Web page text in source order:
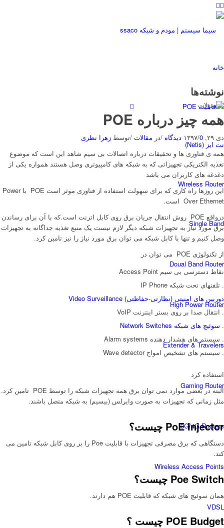
خانه
محصولات
نت ایز (Netis)
Wireless Router
Single Band
Doual Band Router
High Power Router
Extender & Travelers
Gaming Router
3G/4G Routers
Wireless Access Points
VDSL
نوشته‌ها
همه چیز درباره POE
دی ۲۹, ۱۳۹۷ /0 دیدگاه /در مقالات /توسط زهرا نظری
همه ی فناوری ها و تحقیقات درباره اتصالات بی سیم شاهد این است که موضوع
تغذیه الکتریکی تجهیزاتی که به شبکه های کامپیوتری وصل هستند همواره یکی از
دغدغه های کاربران می باشد
این روزها راه کاری که برای سهولت استفاده از فناوری موثر است POE با Power
Over Ethernet است.
درواقع POE روش انتقال جریان برق روی کابل اترنت است.که با آن برای رساندن
برق مورد نیاز به تجهیزات شبکه دیگر لازم نیست یک منبع تغذیه جداگانه به تجهیزات
وصل کنیم و تنها با کابل شبکه می توان برق مورد نیاز را نیز تامین کرد.
از تکنولوژی POE می توان در
نقاط دسترسی بی سیم Access Point
. تلفنهای تحت شبکه IP Phone
دوربین های امنیتی (نظارتی-حفاظتی) Video Surveillance
. انتقال صدا بر روی بستر اینترنت VoIP
. سوئیچ های شبکه Network Switches
. سیستم های هشدار دهنده Alarm systems
. سیستم های تشخیص امواج Wave detector
استفاده کرد
البته در بعضی موارد نمی توان برق همه تجهیزات شبکه را توسط POE تامین کرد.
مثل زمانی که تجهیزات به صورت وایرلس (بیسیم) به شبکه متصل باشند.
PoE Injector چیست؟
دستگاهی که برق مصرفی تجهیزات با قابلیت Poe را بر روی کابل شبکه تامین می
کند.
Poe Switch چیست؟
همان سوئیچ های شبکه که قابلیت POE هم دارند.
POE Budget چیست ؟